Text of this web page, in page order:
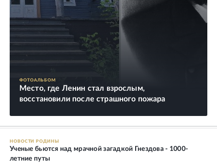
ФОТОАЛЬБОМ
Место, где Ленин стал взрослым,
восстановили после страшного пожара
НОВОСТИ РОДИНЫ
Ученые бьются над мрачной загадкой Гнездова - 1000-
летние путы